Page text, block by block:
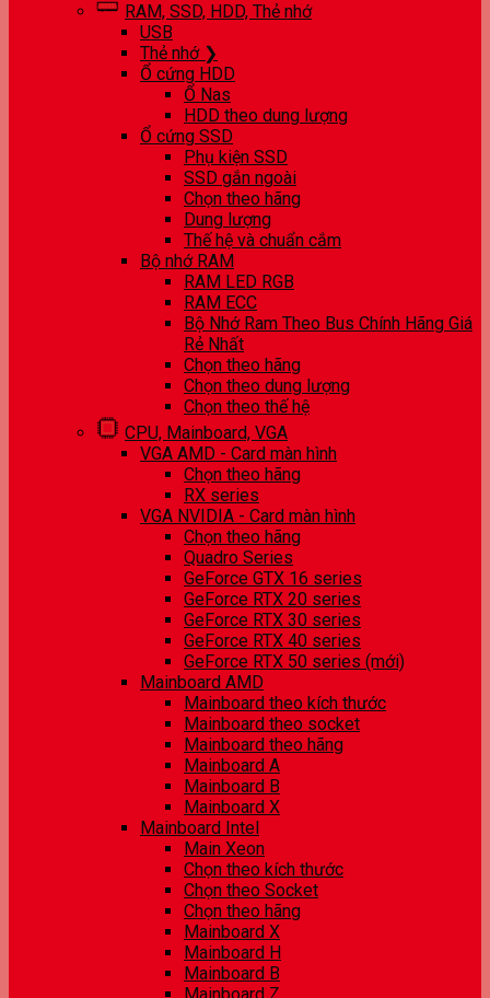
RAM, SSD, HDD, Thẻ nhớ
USB
Thẻ nhớ ❯
Ổ cứng HDD
Ổ Nas
HDD theo dung lượng
Ổ cứng SSD
Phụ kiện SSD
SSD gắn ngoài
Chọn theo hãng
Dung lượng
Thế hệ và chuẩn cắm
Bộ nhớ RAM
RAM LED RGB
RAM ECC
Bộ Nhớ Ram Theo Bus Chính Hãng Giá
Rẻ Nhất
Chọn theo hãng
Chọn theo dung lượng
Chọn theo thế hệ
CPU, Mainboard, VGA
VGA AMD - Card màn hình
Chọn theo hãng
RX series
VGA NVIDIA - Card màn hình
Chọn theo hãng
Quadro Series
GeForce GTX 16 series
GeForce RTX 20 series
GeForce RTX 30 series
GeForce RTX 40 series
GeForce RTX 50 series (mới)
Mainboard AMD
Mainboard theo kích thước
Mainboard theo socket
Mainboard theo hãng
Mainboard A
Mainboard B
Mainboard X
Mainboard Intel
Main Xeon
Chọn theo kích thước
Chọn theo Socket
Chọn theo hãng
Mainboard X
Mainboard H
Mainboard B